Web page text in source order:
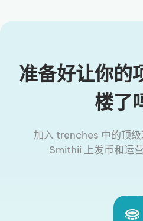
准备好让你的
楼了
加入 trenches 中的顶
Smithii 上发币和运